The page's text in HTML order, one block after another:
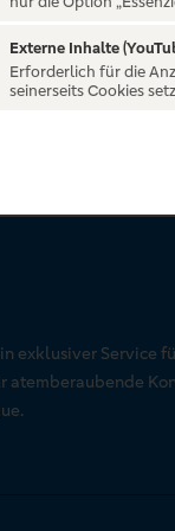
exklusiver Service
Externe Inhalte
Erforderlich für die
seinerseits Cookies